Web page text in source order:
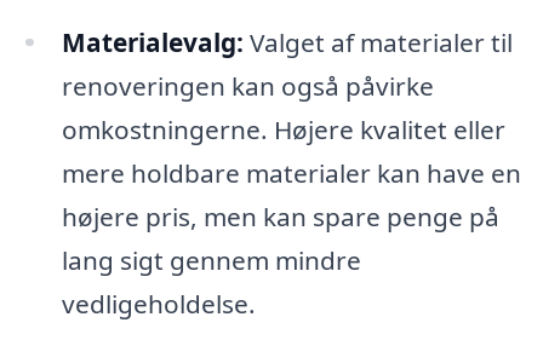
Materialevalg: Valget af materialer til
renoveringen kan også påvirke
omkostningerne. Højere kvalitet eller
mere holdbare materialer kan have en
højere pris, men kan spare penge på
lang sigt gennem mindre
vedligeholdelse.